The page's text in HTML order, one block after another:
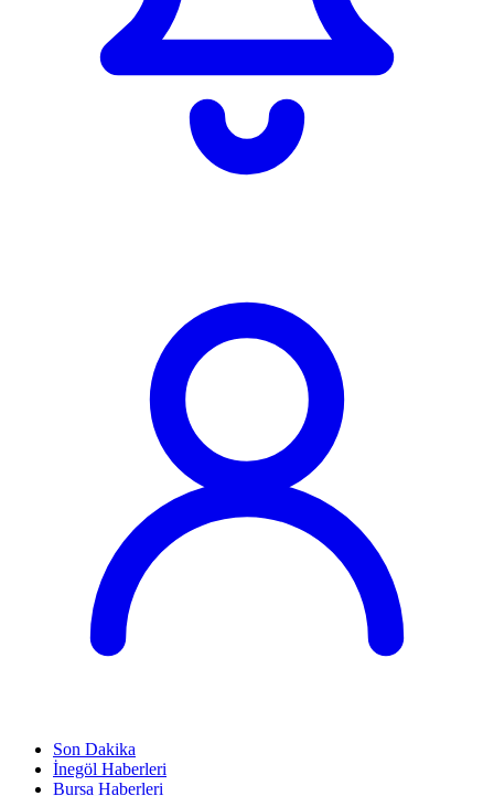
Son Dakika
İnegöl Haberleri
Bursa Haberleri